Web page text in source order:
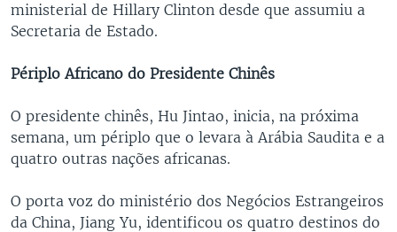
ministerial de Hillary Clinton desde que assumiu a
Secretaria de Estado.
Périplo Africano do Presidente Chinês
O presidente chinês, Hu Jintao, inicia, na próxima
semana, um périplo que o levara à Arábia Saudita e a
quatro outras nações africanas.
O porta voz do ministério dos Negócios Estrangeiros
da China, Jiang Yu, identificou os quatro destinos do